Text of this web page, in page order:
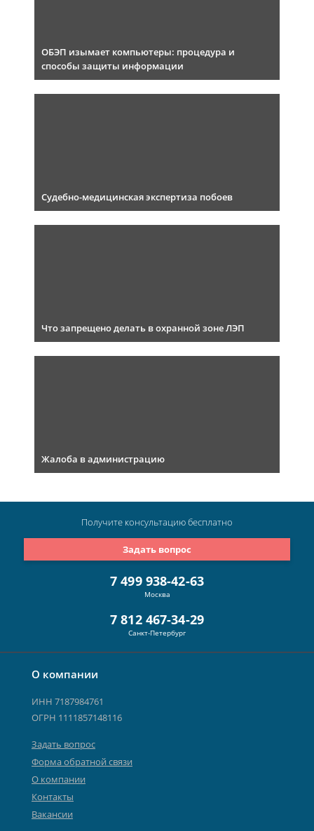
ОБЭП изымает компьютеры: процедура и
способы защиты информации
Судебно-медицинская экспертиза побоев
Что запрещено делать в охранной зоне ЛЭП
Жалоба в администрацию
О компании
ИНН 7187984761
ОГРН 1111857148116
Задать вопрос
Форма обратной связи
О компании
Контакты
Вакансии
7 499 938-42-63
Москва
7 812 467-34-29
Санкт-Петербург
Задать вопрос
Получите консультациюбесплатно